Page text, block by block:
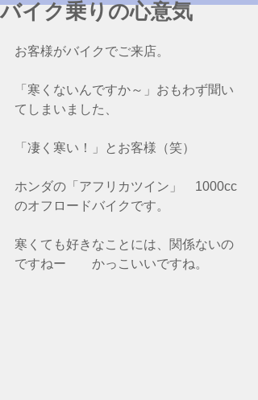
バイク乗りの心意気
お客様がバイクでご来店。
「寒くないんですか～」おもわず聞い
てしまいました、
「凄く寒い！」とお客様（笑）
ホンダの「アフリカツイン」　1000cc
のオフロードバイクです。
寒くても好きなことには、関係ないの
ですねー　　かっこいいですね。